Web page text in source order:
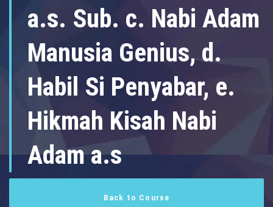
a.s. Sub. c. Nabi Adam
Manusia Genius, d.
Habil Si Penyabar, e.
Hikmah Kisah Nabi
Adam a.s
Back to Course